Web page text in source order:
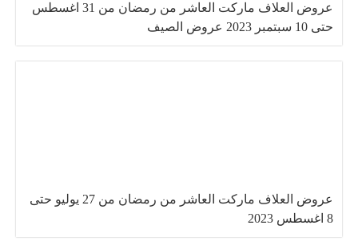
عروض العلاف ماركت العاشر من رمضان من 31 اغسطس
حتى 10 سبتمبر 2023 عروض الصيف
عروض العلاف ماركت العاشر من رمضان من 27 يوليو حتى
8 اغسطس 2023